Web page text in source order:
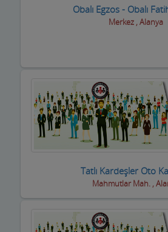
Ayakkabıcılar ve Çantacılar
Bar Disko Cafe
Basın ve Medya
Bebek ve Çocuk Mağazası
Benzin istasyonları(Petroller)
Obalı Egzos - Obalı
Merkez , Alanya
Tatlı Kardeşler Oto
Mahmutlar Mah. ,